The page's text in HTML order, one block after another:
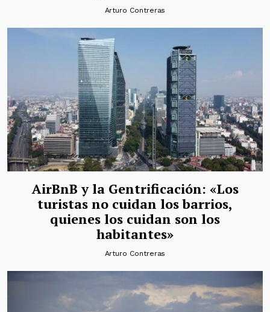
Arturo Contreras
AirBnB y la Gentrificación: «Los
turistas no cuidan los barrios,
quienes los cuidan son los
habitantes»
Arturo Contreras